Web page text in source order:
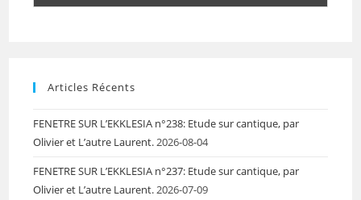
Articles Récents
FENETRE SUR L’EKKLESIA n°238: Etude sur cantique, par
Olivier et L’autre Laurent.2026-08-04
FENETRE SUR L’EKKLESIA n°237: Etude sur cantique, par
Olivier et L’autre Laurent.2026-07-09